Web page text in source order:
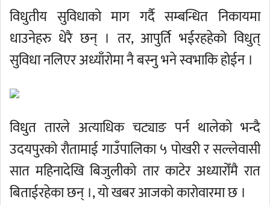
विधुतीय सुविधाको माग गर्दै सम्बन्धित निकायमा
धाउनेहरु धेरै छन् । तर, आपुर्ति भईरहहेको विधुत्
सुविधा नलिएर अध्याँरोमा नै बस्नु भने स्वभाकि होईन ।
विधुत तारले अत्याधिक चट्याङ पर्न थालेको भन्दै
उदयपुरको रौतामाई गाउँपालिका ५ पोखरी र सल्लेवासी
सात महिनादेखि बिजुलीको तार काटेर अध्यारोँमै रात
बिताईरहेका छन् ।, यो खबर आजको कारोवारमा छ ।